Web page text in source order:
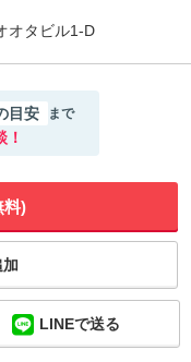
オタビル1-D
目安 まで
料)
LINEで送る